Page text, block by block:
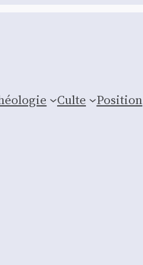
Culte Posi­tion